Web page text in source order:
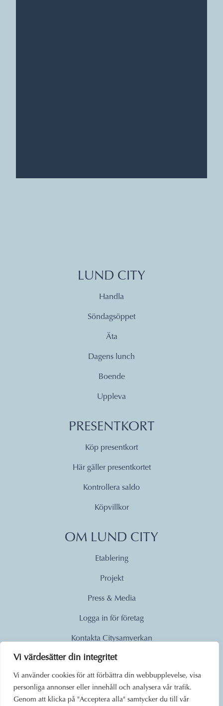
Vi värdesätter din integritet
Vi använder cookies för att förbättra din webbupplevelse, visa
personliga annonser eller innehåll och analysera vår trafik.
Genom att klicka på "Acceptera alla" samtycker du till vår
LUND CITY
Handla
Söndagsöppet
Äta
Dagens lunch
Boende
Uppleva
PRESENTKORT
Köp presentkort
Här gäller presentkortet
Kontrollera saldo
Köpvillkor
OM LUND CITY
Etablering
Projekt
Press & Media
Logga in för företag
Kontakta Citysamverkan
Lund City. Alla rättigheter